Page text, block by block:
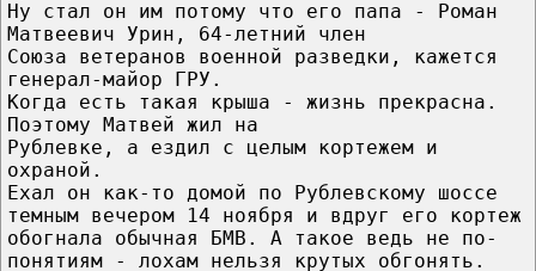
Ну стал он им потому что его папа - Роман
Матвеевич Урин, 64-летний член
Союза ветеранов военной разведки, кажется
генерал-майор ГРУ.
Когда есть такая крыша - жизнь прекрасна.
Поэтому Матвей жил на
Рублевке, а ездил с целым кортежем и
охраной.
Ехал он как-то домой по Рублевскому шоссе
темным вечером 14 ноября и вдруг его кортеж
обогнала обычная БМВ. А такое ведь не по-
понятиям - лохам нельзя крутых обгонять.